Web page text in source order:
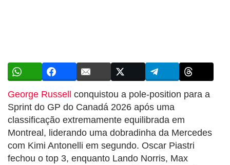
George Russell conquistou a pole-position para a
Sprint do GP do Canadá 2026 após uma
classificação extremamente equilibrada em
Montreal, liderando uma dobradinha da Mercedes
com Kimi Antonelli em segundo. Oscar Piastri
fechou o top 3, enquanto Lando Norris, Max